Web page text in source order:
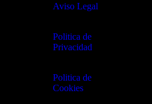
Aviso Legal
Politica de
Privacidad
Politica de
Cookies